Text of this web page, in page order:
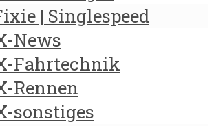
| Singlespeed
News
Fahrtechnik
Rennen
sonstiges